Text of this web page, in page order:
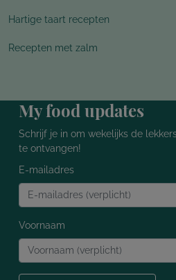
Hartige taart recepten
Recepten met zalm
My food updates
Schrijf je in om wekelijks de
te ontvangen!
E-mailadres
Voornaam